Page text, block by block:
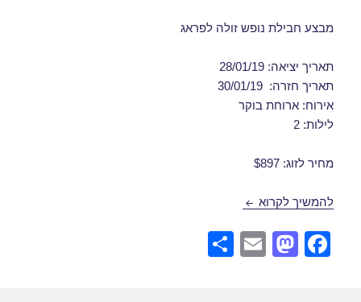
מבצע חבילת נופש זולה לפראג
תאריך יציאה: 28/01/19
תאריך חזרה: 30/01/19
אירוח: ארוחת בוקר
לילות: 2
מחיר לזוג: $897
להמשיך לקרוא חבילות נופש לפראג בינואר 28/01/2019
F
M
E